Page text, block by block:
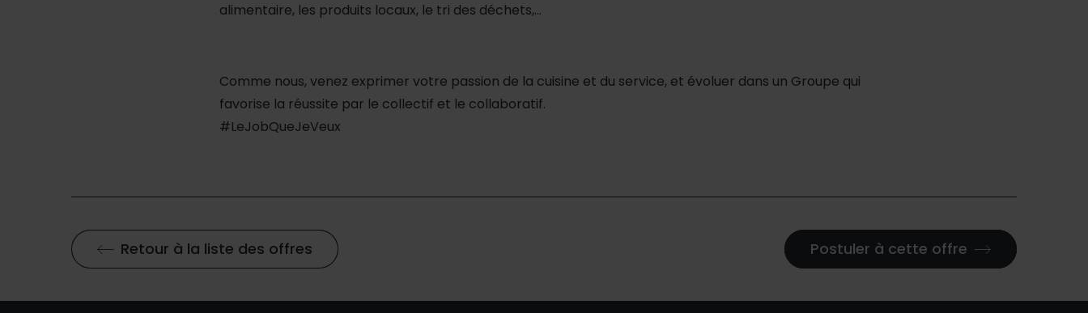
alimentaire, les produits locaux, le tri des déchets,...
Comme nous, venez exprimer votre passion de la cuisine et du service, et évoluer dans un Groupe qui
favorise la réussite par le collectif et le collaboratif.
#LeJobQueJeVeux
Retour à la liste des offres Postuler à cette offre